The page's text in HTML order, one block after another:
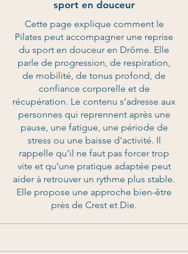
sport en douceur
Cette page explique comment le
Pilates peut accompagner une reprise
du sport en douceur en Drôme. Elle
parle de progression, de respiration,
de mobilité, de tonus profond, de
confiance corporelle et de
récupération. Le contenu s’adresse aux
personnes qui reprennent après une
pause, une fatigue, une période de
stress ou une baisse d’activité. Il
rappelle qu’il ne faut pas forcer trop
vite et qu’une pratique adaptée peut
aider à retrouver un rythme plus stable.
Elle propose une approche bien-être
près de Crest et Die.